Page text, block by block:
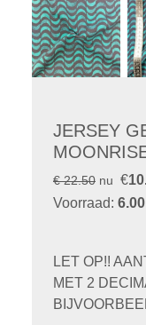
JERSEY
€ 22.50 nu €
Voorraad: 6.00
LET OP!!
MET 2